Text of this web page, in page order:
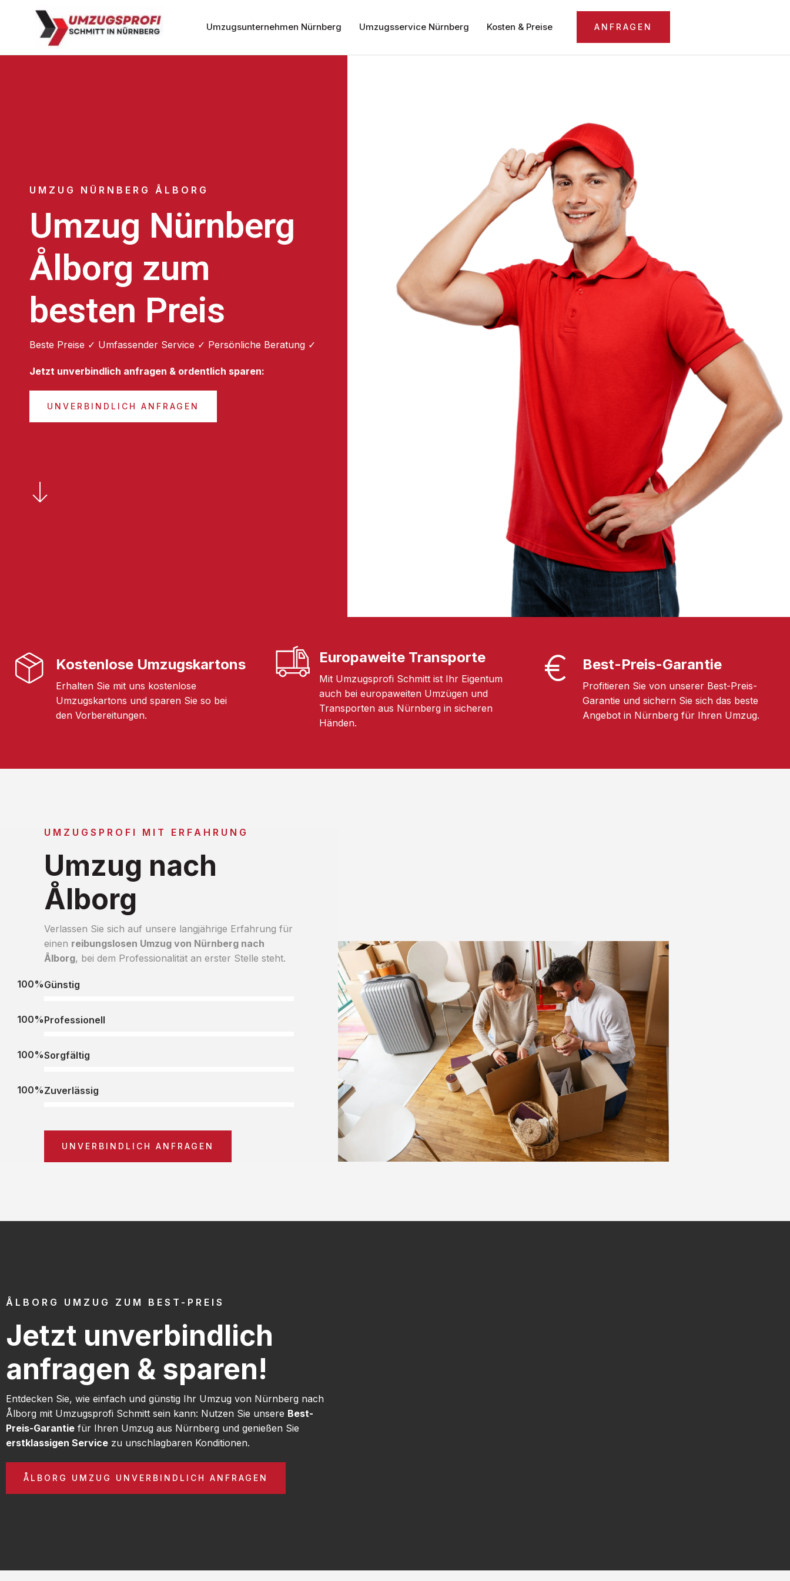
Umzugsunternehmen Nürnberg Umzugsservice Nürnberg Kosten & Preise ANFRAGEN
UMZUG NÜRNBERG ÅLBORG
Umzug Nürnberg
Ålborg zum
besten Preis
Beste Preise ✓ Umfassender Service ✓ Persönliche Beratung ✓
Jetzt unverbindlich anfragen & ordentlich sparen:
UNVERBINDLICH ANFRAGEN
Kostenlose Umzugskartons
Erhalten Sie mit uns kostenlose
Umzugskartons und sparen Sie so bei
den Vorbereitungen.
Europaweite Transporte
Mit Umzugsprofi Schmitt ist Ihr Eigentum
auch bei europaweiten Umzügen und
Transporten aus Nürnberg in sicheren
Händen.
Best-Preis-Garantie
Profitieren Sie von unserer Best-Preis-
Garantie und sichern Sie sich das beste
Angebot in Nürnberg für Ihren Umzug.
UMZUGSPROFI MIT ERFAHRUNG
Umzug nach
Ålborg
Verlassen Sie sich auf unsere langjährige Erfahrung für
einen reibungslosen Umzug von Nürnberg nach
Ålborg, bei dem Professionalität an erster Stelle steht.
Günstig
100%
Professionell
100%
Sorgfältig
100%
Zuverlässig
100%
UNVERBINDLICH ANFRAGEN
ÅLBORG UMZUG ZUM BEST-PREIS
Jetzt unverbindlich
anfragen & sparen!
Entdecken Sie, wie einfach und günstig Ihr Umzug von Nürnberg nach
Ålborg mit Umzugsprofi Schmitt sein kann: Nutzen Sie unsere Best-
Preis-Garantie für Ihren Umzug aus Nürnberg und genießen Sie
erstklassigen Service zu unschlagbaren Konditionen.
ÅLBORG UMZUG UNVERBINDLICH ANFRAGEN